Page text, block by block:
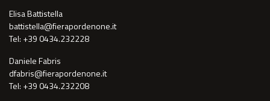
Elisa Battistella
battistella@fierapordenone.it
Tel: +39 0434.232228
Daniele Fabris
dfabris@fierapordenone.it
Tel: +39 0434.232208